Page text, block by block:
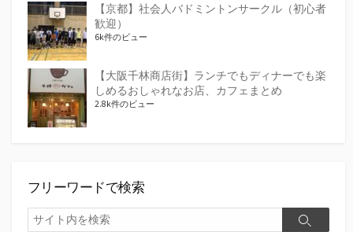
【京都】社会人バドミントンサークル（初心者
歓迎）
6k件のビュー
【大阪千林商店街】ランチでもディナーでも楽
しめるおしゃれなお店、カフェまとめ
2.8k件のビュー
フリーワードで検索
検
索
検